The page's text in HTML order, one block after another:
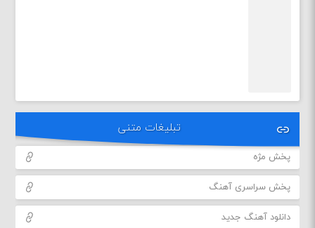
تبلیغات متنی
پخش مژه
پخش سراسری آهنگ
دانلود آهنگ جدید